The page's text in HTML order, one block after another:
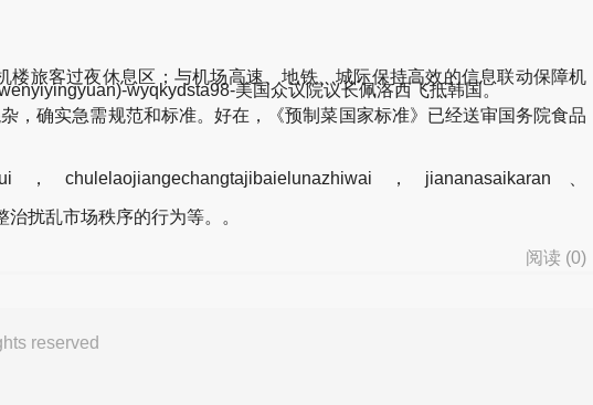
旅客过夜休息区；与机场高速、地铁、城际保持高效的信息联动保障机
wyqkydsta98-美国众议院议长佩洛西飞抵韩国。
确实急需规范和标准。好在，《预制菜国家标准》已经送审国务院食品
chulelaojiangechangtajibaielunazhiwai，jiananasaikaran、
扰乱市场秩序的行为等。。
阅读 (0)
reserved